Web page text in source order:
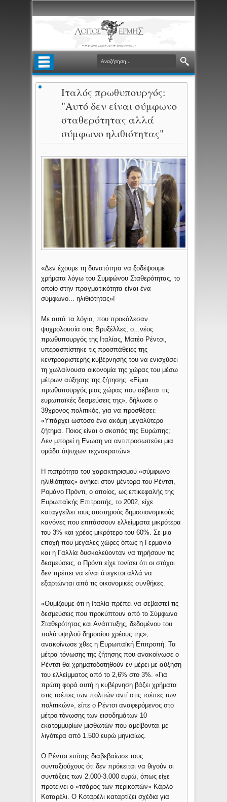
Ιταλός πρωθυπουργός:
"Αυτό δεν είναι σύμφωνο
σταθερότητας αλλά
σύμφωνο ηλιθιότητας"
«Δεν έχουμε τη δυνατότητα να ξοδέψουμε
χρήματα λόγω του Συμφώνου Σταθερότητας, το
οποίο στην πραγματικότητα είναι ένα
σύμφωνο... ηλιθιότητας»!
Με αυτά τα λόγια, που προκάλεσαν
ψυχρολουσία στις Βρυξέλλες, ο...νέος
πρωθυπουργός της Ιταλίας, Ματέο Ρέντσι,
υπερασπίστηκε τις προσπάθειες της
κεντροαριστερής κυβέρνησής του να ενισχύσει
τη χωλαίνουσα οικονομία της χώρας του μέσω
μέτρων αύξησης της ζήτησης. «Είμαι
πρωθυπουργός μιας χώρας που σέβεται τις
ευρωπαϊκές δεσμεύσεις της», δήλωσε ο
39χρονος πολιτικός, για να προσθέσει:
«Υπάρχει ωστόσο ένα ακόμη μεγαλύτερο
ζήτημα. Ποιος είναι ο σκοπός της Ευρώπης;
Δεν μπορεί η Ενωση να αντιπροσωπεύει μια
ομάδα άψυχων τεχνοκρατών».
Η πατρότητα του χαρακτηρισμού «σύμφωνο
ηλιθιότητας» ανήκει στον μέντορα του Ρέντσι,
Ρομάνο Πρόντι, ο οποίος, ως επικεφαλής της
Ευρωπαϊκής Επιτροπής, το 2002, είχε
καταγγείλει τους αυστηρούς δημοσιονομικούς
κανόνες που επιτάσσουν ελλείμματα μικρότερα
του 3% και χρέος μικρότερο του 60%. Σε μια
εποχή που μεγάλες χώρες όπως η Γερμανία
και η Γαλλία δυσκολεύονταν να τηρήσουν τις
δεσμεύσεις, ο Πρόντι είχε τονίσει ότι οι στόχοι
δεν πρέπει να είναι άτεγκτοι αλλά να
εξαρτώνται από τις οικονομικές συνθήκες.
«Θυμίζουμε ότι η Ιταλία πρέπει να σεβαστεί τις
δεσμεύσεις που προκύπτουν από το Σύμφωνο
Σταθερότητας και Ανάπτυξης, δεδομένου του
πολύ υψηλού δημοσίου χρέους της»,
ανακοίνωσε χθες η Ευρωπαϊκή Επιτροπή. Τα
μέτρα τόνωσης της ζήτησης που ανακοίνωσε ο
Ρέντσι θα χρηματοδοτηθούν εν μέρει με αύξηση
του ελλείμματος από το 2,6% στο 3%. «Για
πρώτη φορά αυτή η κυβέρνηση βάζει χρήματα
στις τσέπες των πολιτών αντί στις τσέπες των
πολιτικών», είπε ο Ρέντσι αναφερόμενος στο
μέτρο τόνωσης των εισοδημάτων 10
εκατομμυρίων μισθωτών που αμείβονται με
λιγότερα από 1.500 ευρώ μηνιαίως.
Ο Ρέντσι επίσης διαβεβαίωσε τους
συνταξιούχους ότι δεν πρόκειται να θιγούν οι
συντάξεις των 2.000-3.000 ευρώ, όπως είχε
προτείνει ο «τσάρος των περικοπών» Κάρλο
Κοταρέλι. Ο Κοταρέλι καταρτίζει σχέδια για